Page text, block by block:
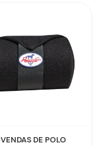
VENDAS DE POLO